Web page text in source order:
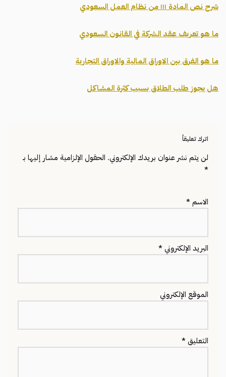
شرح نص المادة ١١١ من نظام العمل السعودي
ما هو تعريف عقد الشركة في القانون السعودي
ما هو الفرق بين الاوراق المالية والاوراق التجارية
هل يجوز طلب الطلاق بسبب كثرة المشاكل
اترك تعليقاً
لن يتم نشر عنوان بريدك الإلكتروني. الحقول الإلزامية مشار إليها بـ
*
الاسم*
البريد الإلكتروني*
الموقع الإلكتروني
التعليق*